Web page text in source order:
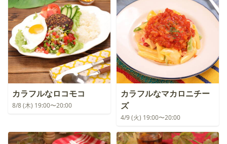
カラフルなロコモコ
8/8 (木) 19:00〜20:00
カラフルなマカロニチー
ズ
4/9 (火) 19:00〜20:00